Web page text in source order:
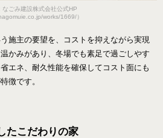
なごみ建設株式会社公式HP
works/1669/）
施主の要望を、コストを抑えながら実現
かみがあり、冬場でも素足で過ごしやす
エネ、耐久性能を確保してコスト面にも
徴です。
たこだわりの家